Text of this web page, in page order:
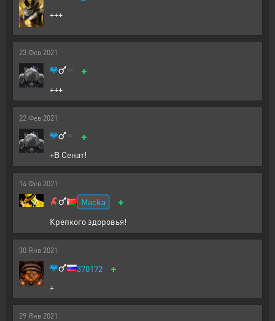
+++
23 Фев 2021
+
+++
22 Фев 2021
+
+В Сенат!
14 Фев 2021
Macka +
Крепкого здоровья!
30 Янв 2021
370172 +
+
29 Янв 2021